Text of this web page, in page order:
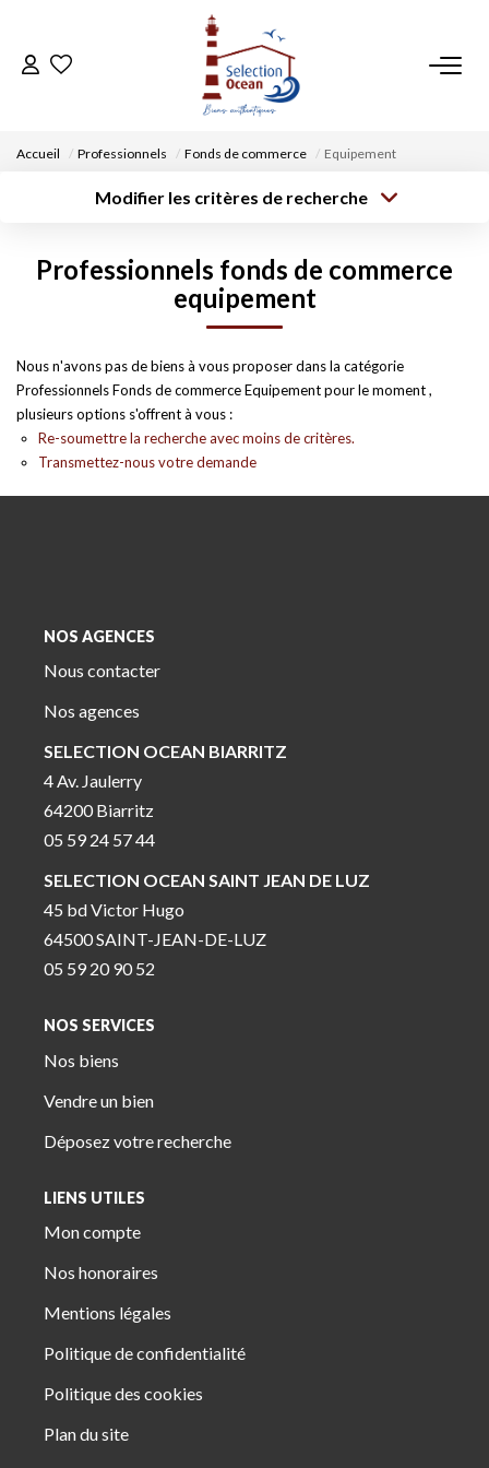
ACCUEIL
DÉPOSEZ VOTRE RECHERCHE
NOUS REJOINDRE
CONTACT
Accueil Professionnels Fonds de commerce Equipement
Modifier les critères de recherche
Type de bien
Professionnels fonds de commerce
equipement
Nous n'avons pas de biens à vous proposer dans la catégorie
Professionnels Fonds de commerce Equipement pour le moment ,
plusieurs options s'offrent à vous :
Re-soumettre la recherche avec moins de critères.
Transmettez-nous votre demande
NOS AGENCES
Nous contacter
Nos agences
SELECTION OCEAN BIARRITZ
4 Av. Jaulerry
64200 Biarritz
05 59 24 57 44
SELECTION OCEAN SAINT JEAN DE LUZ
45 bd Victor Hugo
64500 SAINT-JEAN-DE-LUZ
05 59 20 90 52
NOS SERVICES
Nos biens
Vendre un bien
Déposez votre recherche
LIENS UTILES
Mon compte
Nos honoraires
Mentions légales
Politique de confidentialité
Politique des cookies
Plan du site